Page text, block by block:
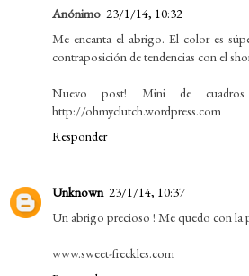
Anónimo 23/1/14, 10:32
Me encanta el abrigo. El color es
contraposición de tendencias con el
Nuevo post! Mini de
http://ohmyclutch.wordpress.com
Responder
Unknown 23/1/14, 10:37
Un abrigo precioso ! Me quedo con la
www.sweet-freckles.com